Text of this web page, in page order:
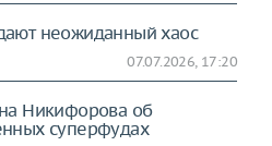
неожиданный хаос
07.07.2026, 17:20
Никифорова об
суперфудах